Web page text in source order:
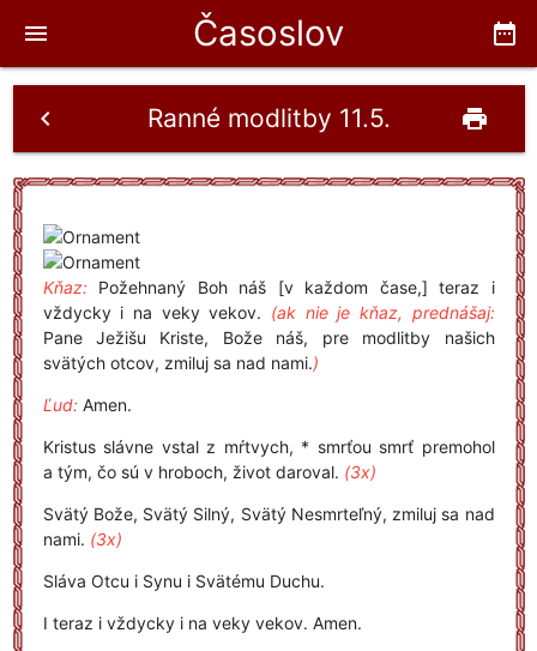
Časoslov date_range
menu
Ranné modlitby 11.5.
chevron_left print
Kňaz:Požehnaný Boh náš [v každom čase,] teraz i
vždycky i na veky vekov. (ak nie je kňaz, prednášaj:
Pane Ježišu Kriste, Bože náš, pre modlitby našich
svätých otcov, zmiluj sa nad nami.)
Ľud:Amen.
Kristus slávne vstal z mŕtvych, * smrťou smrť premohol
a tým, čo sú v hroboch, život daroval. (3x)
Svätý Bože, Svätý Silný, Svätý Nesmrteľný, zmiluj sa nad
nami. (3x)
Sláva Otcu i Synu i Svätému Duchu.
I teraz i vždycky i na veky vekov. Amen.